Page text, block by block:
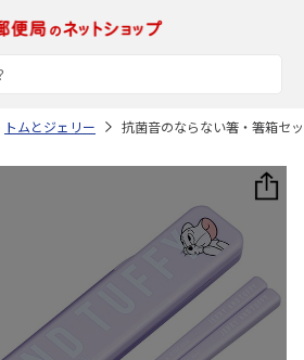
トムとジェリー 抗菌音のならない箸・箸箱セ